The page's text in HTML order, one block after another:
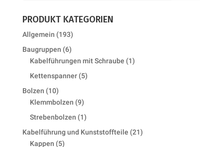
PRODUKT KATEGORIEN
Allgemein 193193
products
Baugruppen 66
products
Kabelführungen mit Schraube 11
Kettenspanner 55
Bolzen 1010
products
Klemmbolzen 99
products
Strebenbolzen 11
product
Kabelführung und Kunststoffteile 2121
Kappen 55